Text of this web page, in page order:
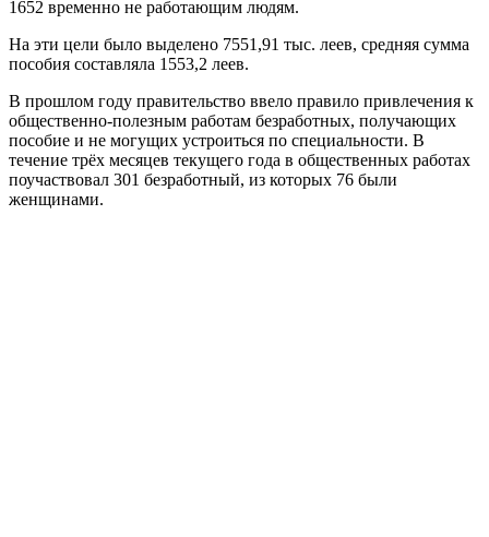
1652 временно не работающим людям.
На эти цели было выделено 7551,91 тыс. леев, средняя сумма
пособия составляла 1553,2 леев.
В прошлом году правительство ввело правило привлечения к
общественно-полезным работам безработных, получающих
пособие и не могущих устроиться по специальности. В
течение трёх месяцев текущего года в общественных работах
поучаствовал 301 безработный, из которых 76 были
женщинами.